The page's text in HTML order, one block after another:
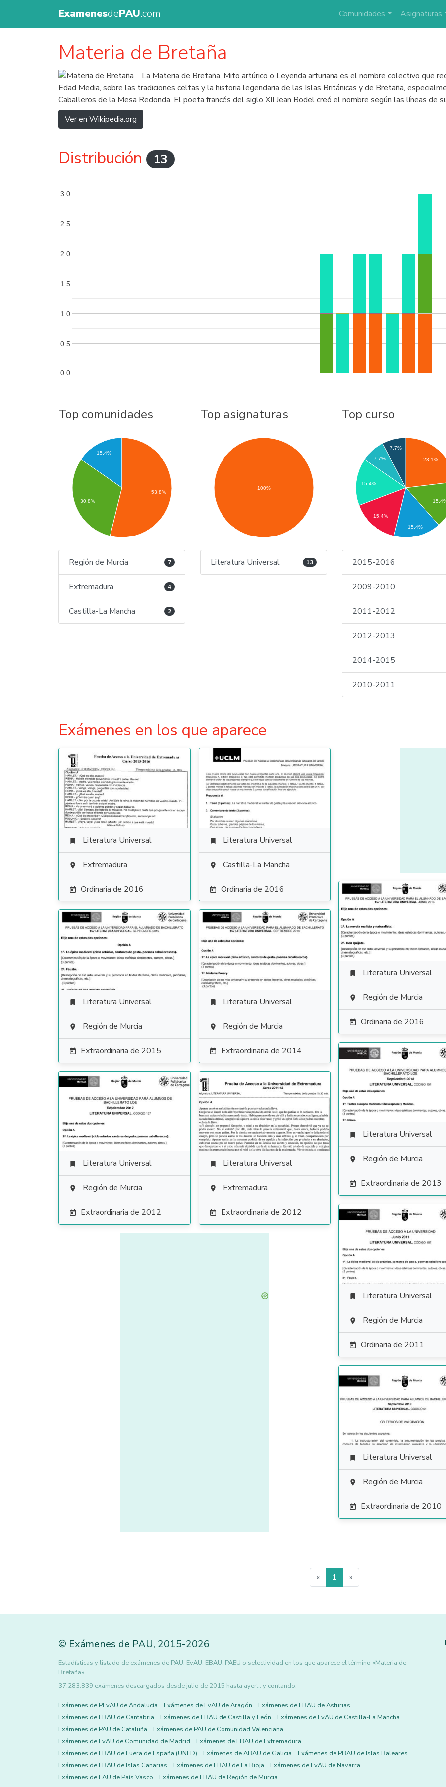
ExamenesdePAU.com Comunidades Asignaturas
Materia de Bretaña
La Materia de Bretaña, Mito artúrico o Leyenda arturiana es el nombre colectivo que
Edad Media, sobre las tradiciones celtas y la historia legendaria de las Islas Británicas y de Bretaña,
Caballeros de la Mesa Redonda. El poeta francés del siglo XII Jean Bodel creó el nombre según las líneas de
Ver en Wikipedia.org
Distribución 13
0.0
0.5
1.0
1.5
2.0
2.5
3.0
Top comunidades
15.4%
30.8%
53.8%
Región de Murcia 7
Extremadura 4
Castilla-La Mancha 2
Top asignaturas
100%
Literatura Universal 13
Top curso
23.1%
7.7%
7.7%
15.4%
15.4%
15.4%
2015-2016
2009-2010
2011-2012
2012-2013
2014-2015
2010-2011
Exámenes en los que aparece
 Literatura Universal
 Extremadura
 Ordinaria de 2016
 Literatura Universal
 Castilla-La Mancha
 Ordinaria de 2016
 Literatura Universal
 Región de Murcia
 Ordinaria de 2016
 Literatura Universal
 Región de Murcia
 Extraordinaria de 2015
 Literatura Universal
 Región de Murcia
 Extraordinaria de 2014
 Literatura Universal
 Región de Murcia
 Extraordinaria de 2013
 Literatura Universal
 Región de Murcia
 Extraordinaria de 2012
 Literatura Universal
 Extremadura
 Extraordinaria de 2012
 Literatura Universal
 Región de Murcia
 Ordinaria de 2011
 Literatura Universal
 Región de Murcia
 Extraordinaria de 2010
« 1 »
© Exámenes de PAU, 2015-2026
Estadísticas y listado de exámenes de PAU, EvAU, EBAU, PAEU o selectividad en los que aparece el término «Materia de
Bretaña».
37.283.839 exámenes descargados desde julio de 2015 hasta ayer... y contando.
Exámenes de PEvAU de Andalucía Exámenes de EvAU de Aragón
Exámenes de EBAU de Asturias
Exámenes de EBAU de Cantabria
Exámenes de EBAU de Castilla y León
Exámenes de EvAU de Castilla-La Mancha
Exámenes de PAU de Cataluña
Exámenes de PAU de Comunidad Valenciana
Exámenes de EvAU de Comunidad de Madrid
Exámenes de EBAU de Extremadura
Exámenes de EBAU de Fuera de España (UNED)
Exámenes de ABAU de Galicia
Exámenes de PBAU de Islas Baleares
Exámenes de EBAU de Islas Canarias
Exámenes de EBAU de La Rioja
Exámenes de EvAU de Navarra
Exámenes de EAU de País Vasco
Exámenes de EBAU de Región de Murcia